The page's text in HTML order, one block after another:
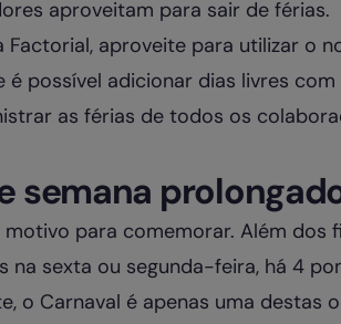
aproveitam para sair de férias.
Factorial, aproveite para utilizar o
é possível adicionar dias livres
as férias de todos os
semana
para comemorar. Além dos
na sexta ou segunda-feira, há 4
o Carnaval é apenas uma destas